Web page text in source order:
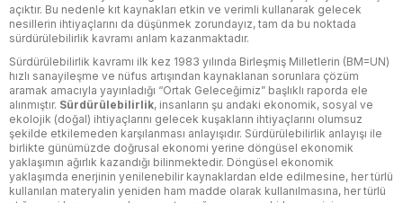
açıktır. Bu nedenle kıt kaynakları etkin ve verimli kullanarak gelecek
nesillerin ihtiyaçlarını da düşünmek zorundayız, tam da bu noktada
sürdürülebilirlik kavramı anlam kazanmaktadır.
Sürdürülebilirlik kavramı ilk kez 1983 yılında Birleşmiş Milletlerin (BM=UN)
hızlı sanayileşme ve nüfus artışından kaynaklanan sorunlara çözüm
aramak amacıyla yayınladığı “Ortak Geleceğimiz” başlıklı raporda ele
alınmıştır. Sürdürülebilirlik, insanların şu andaki ekonomik, sosyal ve
ekolojik (doğal) ihtiyaçlarını gelecek kuşakların ihtiyaçlarını olumsuz
şekilde etkilemeden karşılanması anlayışıdır. Sürdürülebilirlik anlayışı ile
birlikte günümüzde doğrusal ekonomi yerine döngüsel ekonomik
yaklaşımın ağırlık kazandığı bilinmektedir. Döngüsel ekonomik
yaklaşımda enerjinin yenilenebilir kaynaklardan elde edilmesine, her türlü
kullanılan materyalin yeniden ham madde olarak kullanılmasına, her türlü